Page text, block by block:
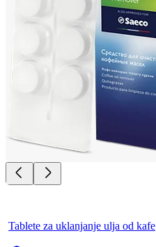
Tablete za uklanjanje ulja od kafe